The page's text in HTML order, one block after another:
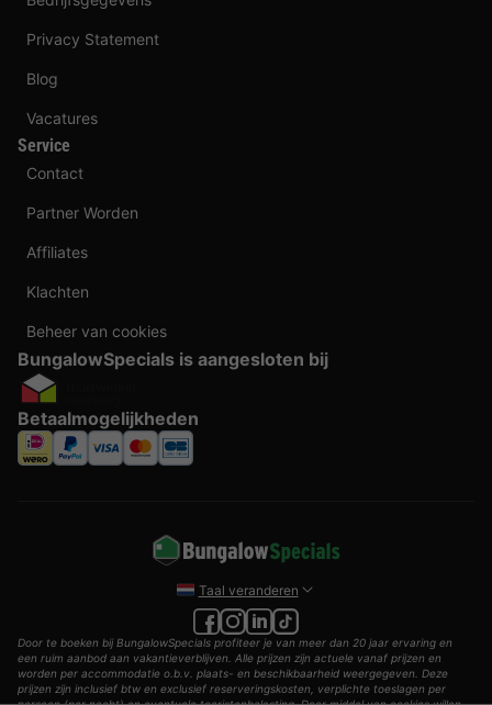
Privacy Statement
Blog
Vacatures
Service
Contact
Partner Worden
Affiliates
Klachten
Beheer van cookies
BungalowSpecials is aangesloten bij
Betaalmogelijkheden
Taal veranderen
Door te boeken bij BungalowSpecials profiteer je van meer dan 20 jaar ervaring en
een ruim aanbod aan vakantieverblijven. Alle prijzen zijn actuele vanaf prijzen en
worden per accommodatie o.b.v. plaats- en beschikbaarheid weergegeven. Deze
prijzen zijn inclusief btw en exclusief reserveringskosten, verplichte toeslagen per